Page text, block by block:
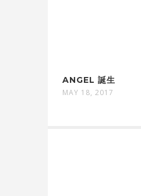
ANGEL 誕生
MAY 18, 2017